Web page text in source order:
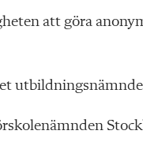
att göra